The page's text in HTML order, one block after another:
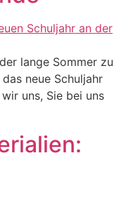
lange Sommer zu
neue Schuljahr
uns, Sie bei uns